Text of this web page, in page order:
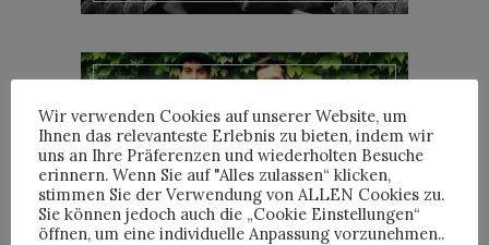
ROOSEVELT IM INTERVIEW
Wir verwenden Cookies auf unserer Website, um
Ihnen das relevanteste Erlebnis zu bieten, indem wir
uns an Ihre Präferenzen und wiederholten Besuche
erinnern. Wenn Sie auf "Alles zulassen“ klicken,
stimmen Sie der Verwendung von ALLEN Cookies zu.
Sie können jedoch auch die „Cookie Einstellungen“
öffnen, um eine individuelle Anpassung vorzunehmen..